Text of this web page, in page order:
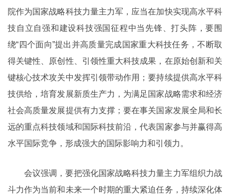
院作为国家战略科技力量主力军，应当在加快实现高水平科
技自立自强和建设科技强国征程中当先锋、打头阵，要围
绕“四个面向”提出并高质量完成国家重大科技任务，不断取
得关键性、原创性、引领性重大科技成果，在原始创新和关
键核心技术攻关中发挥引领带动作用；要持续提供高水平科
技供给，培育发展新质生产力，为满足国家战略需求和经济
社会高质量发展提供有力支撑；要在事关国家发展全局和长
远的重点科技领域和国际科技前沿，代表国家参与并赢得高
水平国际竞争，形成强大的国际影响力和引领力。
会议强调，要把强化国家战略科技力量主力军组织力战
斗力作为当前和未来一个时期的重大紧迫任务，持续深化体